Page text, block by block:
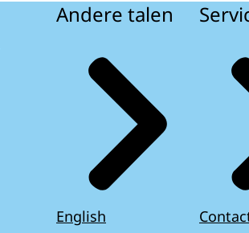
Andere talen
English